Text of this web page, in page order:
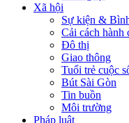
Xã hội
Sự kiện &
Cải cách hành
Đô thị
Giao thông
Tuổi trẻ cuộc
Bút Sài Gòn
Tin buồn
Môi trường
Pháp luật